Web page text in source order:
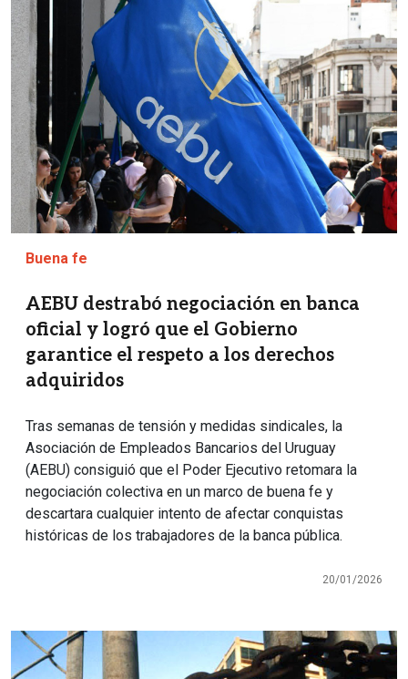
Buena fe
AEBU destrabó negociación en banca
oficial y logró que el Gobierno
garantice el respeto a los derechos
adquiridos
Tras semanas de tensión y medidas sindicales, la
Asociación de Empleados Bancarios del Uruguay
(AEBU) consiguió que el Poder Ejecutivo retomara la
negociación colectiva en un marco de buena fe y
descartara cualquier intento de afectar conquistas
históricas de los trabajadores de la banca pública.
20/01/2026
Imagen